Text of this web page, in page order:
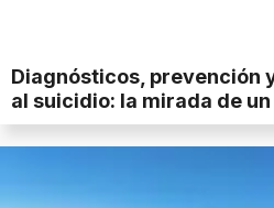
Diagnósticos, prevención
al suicidio: la mirada de